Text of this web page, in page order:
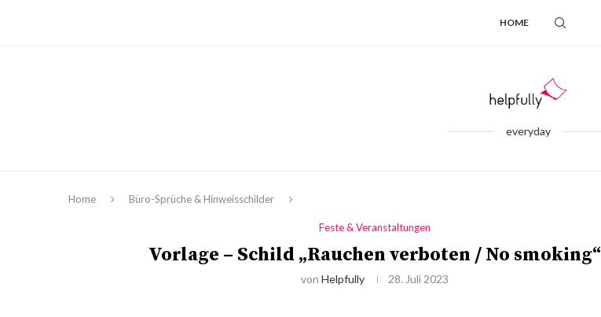
HOME
everyday
Home Büro-Sprüche & Hinweisschilder
Feste & Veranstaltungen
Vorlage – Schild „Rauchen verboten / No smoking“
von Helpfully 28. Juli 2023